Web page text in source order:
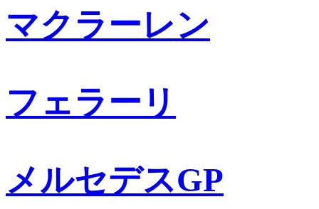
マクラーレン
フェラーリ
メルセデスGP